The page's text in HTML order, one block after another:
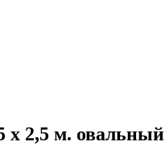
х 2,5 м. овальный